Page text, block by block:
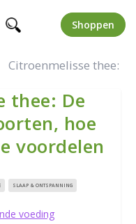
Shoppen
Citroenmelisse thee:
thee: De
hoe
voordelen
SLAAP & ONTSPANNING
voeding